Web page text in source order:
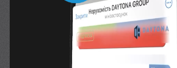
Відео